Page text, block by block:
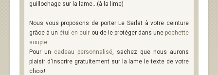
guillochage sur la lame...(à la lime)
Nous vous proposons de porter Le Sarlat à votre ceinture
grâce à un étui en cuir ou de le protéger dans une pochette
souple.
Pour un cadeau personnalisé, sachez que nous aurons
plaisir d'inscrire gratuitement sur la lame le texte de votre
choix!